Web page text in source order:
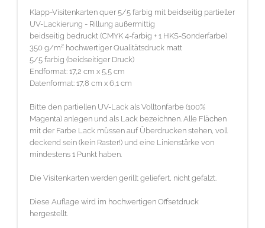
Klapp-Visitenkarten quer 5/5 farbig mit beidseitig partieller
UV-Lackierung - Rillung außermittig
beidseitig bedruckt (CMYK 4-farbig + 1 HKS-Sonderfarbe)
350 g/m² hochwertiger Qualitätsdruck matt
5/5 farbig (beidseitiger Druck)
Endformat: 17,2 cm x 5,5 cm
Datenformat: 17,8 cm x 6,1 cm
Bitte den partiellen UV-Lack als Volltonfarbe (100%
Magenta) anlegen und als Lack bezeichnen. Alle Flächen
mit der Farbe Lack müssen auf Überdrucken stehen, voll
deckend sein (kein Raster!) und eine Linienstärke von
mindestens 1 Punkt haben.
Die Visitenkarten werden gerillt geliefert, nicht gefalzt.
Diese Auflage wird im hochwertigen Offsetdruck
hergestellt.